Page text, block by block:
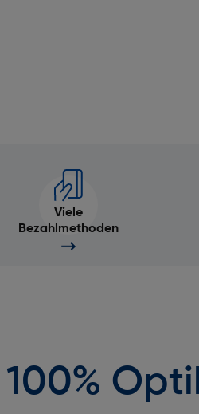
Viele
Bezahlmethoden
100%